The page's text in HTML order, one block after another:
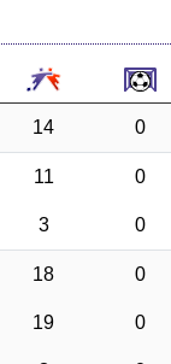
14 0
11 0
3 0
18 0
19 0